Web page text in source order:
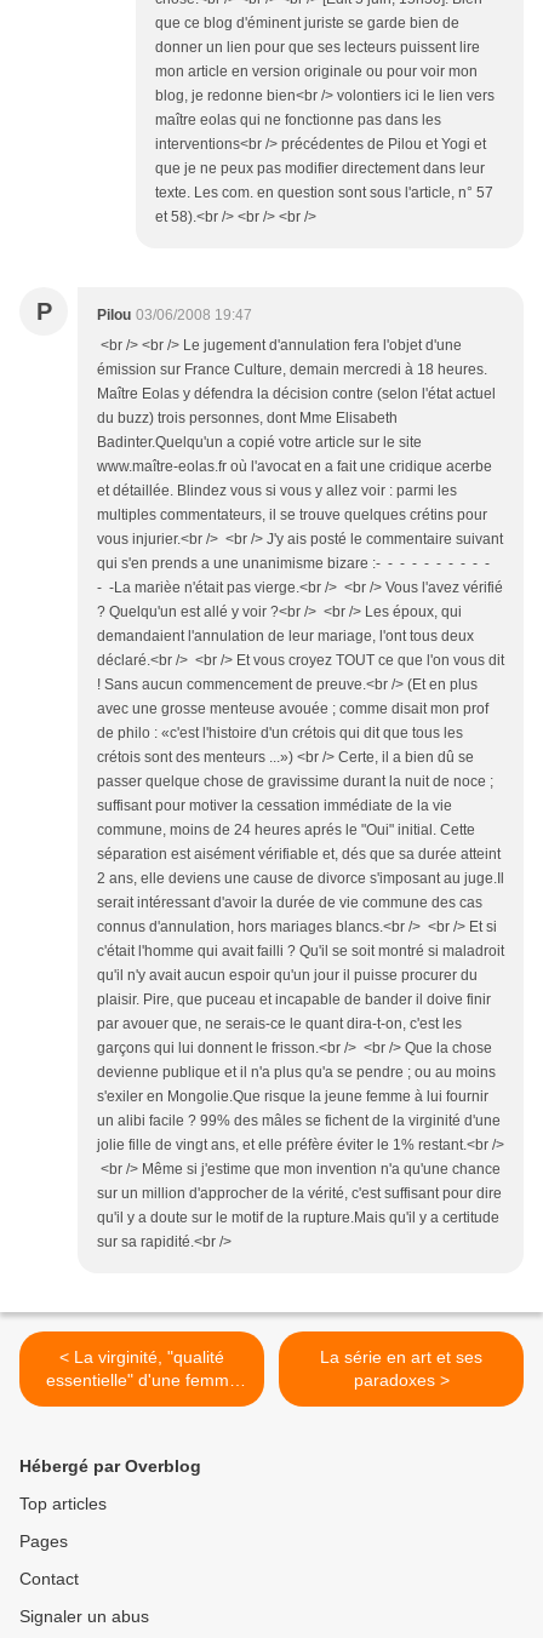
que ce blog d'éminent juriste se garde bien de
donner un lien pour que ses lecteurs puissent lire
mon article en version originale ou pour voir mon
blog, je redonne bien<br /> volontiers ici le lien vers
maître eolas qui ne fonctionne pas dans les
interventions<br /> précédentes de Pilou et Yogi et
que je ne peux pas modifier directement dans leur
texte. Les com. en question sont sous l'article, n° 57
et 58).<br /> <br /> <br />
P Pilou 03/06/2008 19:47
<br /> <br /> Le jugement d'annulation fera l'objet d'une
émission sur France Culture, demain mercredi à 18 heures.
Maître Eolas y défendra la décision contre (selon l'état actuel
du buzz) trois personnes, dont Mme Elisabeth
Badinter.Quelqu'un a copié votre article sur le site
www.maître-eolas.fr où l'avocat en a fait une cridique acerbe
et détaillée. Blindez vous si vous y allez voir : parmi les
multiples commentateurs, il se trouve quelques crétins pour
vous injurier.<br /> <br /> J'y ais posté le commentaire suivant
qui s'en prends a une unanimisme bizare :- - - - - - - - - -
- -La marièe n'était pas vierge.<br /> <br /> Vous l'avez vérifié
? Quelqu'un est allé y voir ?<br /> <br /> Les époux, qui
demandaient l'annulation de leur mariage, l'ont tous deux
déclaré.<br /> <br /> Et vous croyez TOUT ce que l'on vous dit
! Sans aucun commencement de preuve.<br /> (Et en plus
avec une grosse menteuse avouée ; comme disait mon prof
de philo : «c'est l'histoire d'un crétois qui dit que tous les
crétois sont des menteurs ...») <br /> Certe, il a bien dû se
passer quelque chose de gravissime durant la nuit de noce ;
suffisant pour motiver la cessation immédiate de la vie
commune, moins de 24 heures aprés le "Oui" initial. Cette
séparation est aisément vérifiable et, dés que sa durée atteint
2 ans, elle deviens une cause de divorce s'imposant au juge.Il
serait intéressant d'avoir la durée de vie commune des cas
connus d'annulation, hors mariages blancs.<br /> <br /> Et si
c'était l'homme qui avait failli ? Qu'il se soit montré si maladroit
qu'il n'y avait aucun espoir qu'un jour il puisse procurer du
plaisir. Pire, que puceau et incapable de bander il doive finir
par avouer que, ne serais-ce le quant dira-t-on, c'est les
garçons qui lui donnent le frisson.<br /> <br /> Que la chose
devienne publique et il n'a plus qu'a se pendre ; ou au moins
s'exiler en Mongolie.Que risque la jeune femme à lui fournir
un alibi facile ? 99% des mâles se fichent de la virginité d'une
jolie fille de vingt ans, et elle préfère éviter le 1% restant.<br />
<br /> Même si j'estime que mon invention n'a qu'une chance
sur un million d'approcher de la vérité, c'est suffisant pour dire
qu'il y a doute sur le motif de la rupture.Mais qu'il y a certitude
sur sa rapidité.<br />
< La virginité, "qualité
essentielle" d'une femme
avant mariage?
La série en art et ses
paradoxes >
Hébergé par Overblog
Top articles
Pages
Contact
Signaler un abus